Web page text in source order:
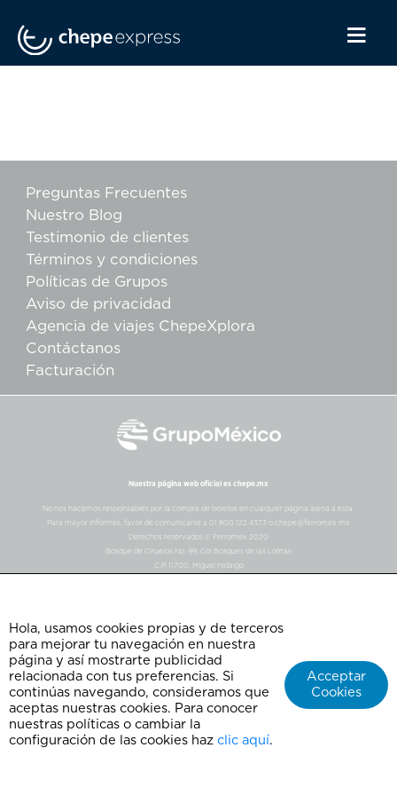
Preguntas Frecuentes
Nuestro Blog
Testimonio de clientes
Términos y condiciones
Políticas de Grupos
Aviso de privacidad
Agencia de viajes ChepeXplora
Contáctanos
Facturación
Nuestra página web oficial es chepe.mx
No nos hacemos responsables por la compra de boletos en cualquier página ajena a esta.
Para mayor informes, favor de comunicarse a 01 800 122 4373 o chepe@ferromex.mx
Derechos reservados © Ferromex 2020
Bosque de Ciruelos No. 99, Col Bosques de las Lomas
C.P. 11700, Miguel Hidalgo
Hola, usamos cookies propias y de terceros
para mejorar tu navegación en nuestra
página y así mostrarte publicidad
relacionada con tus preferencias. Si
continúas navegando, consideramos que
aceptas nuestras cookies. Para conocer
nuestras políticas o cambiar la
configuración de las cookies haz clic aquí.
Acceptar
Cookies